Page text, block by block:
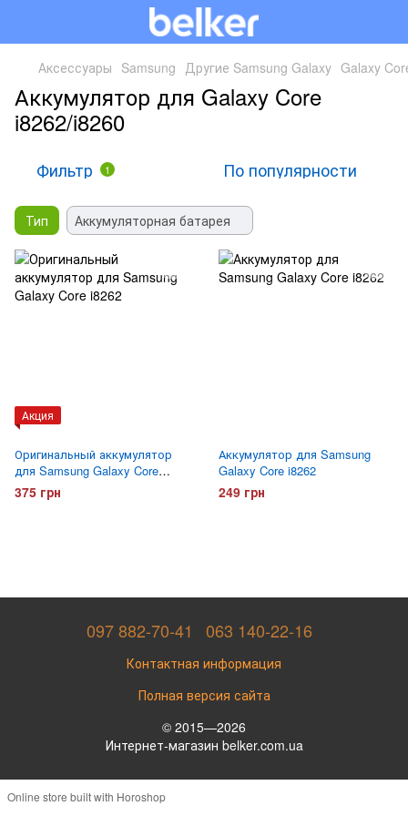
Аксессуары Samsung Другие Samsung Galaxy Galaxy
Аккумулятор для Galaxy Core
i8262/i8260
Фильтр 1 По популярности
Тип Аккумуляторная батарея
Акция
Оригинальный аккумулятор
для Samsung Galaxy Core
i8262
375 грн
Аккумулятор для Samsung
Galaxy Core i8262
249 грн
097 882-70-41 063 140-22-16
Контактная информация
Полная версия сайта
© 2015—2026
Интернет-магазин belker.com.ua
Online store built with Horoshop